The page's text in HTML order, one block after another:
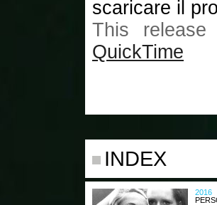
scaricare il
This
QuickTime
INDEX
2016